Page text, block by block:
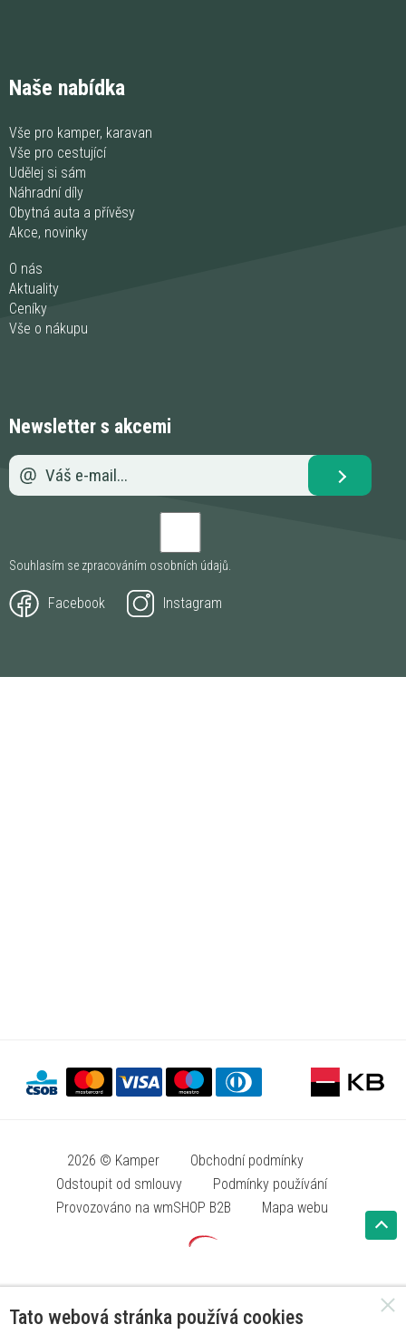
Naše nabídka
Vše pro kamper, karavan
Vše pro cestující
Udělej si sám
Náhradní díly
Obytná auta a přívěsy
Akce, novinky
O nás
Aktuality
Ceníky
Vše o nákupu
Newsletter s akcemi
Souhlasím se zpracováním osobních údajů
Facebook Instagram
2026 © Kamper
Obchodní podmínky
Odstoupit od smlouvy
Podmínky používání
Provozováno na wmSHOP B2B
Mapa webu
Tato webová stránka používá cookies